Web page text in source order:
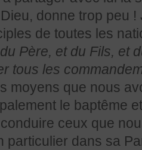
donne trop peu
de toutes les
Père, et du Fils, et
tous les
moyens que nous
le baptême
ceux que
particulier dans sa